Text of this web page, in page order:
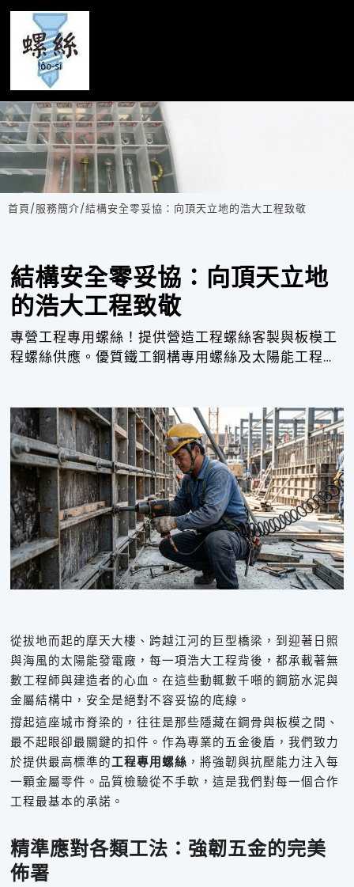
首頁/服務簡介/結構安全零妥協：向頂天立地的浩大工程致敬
結構安全零妥協：向頂天立地
的浩大工程致敬
專營工程專用螺絲！提供營造工程螺絲客製與板模工
程螺絲供應。優質鐵工鋼構專用螺絲及太陽能工程螺
從拔地而起的摩天大樓、跨越江河的巨型橋梁，到迎著日照
與海風的太陽能發電廠，每一項浩大工程背後，都承載著無
數工程師與建造者的心血。在這些動輒數千噸的鋼筋水泥與
金屬結構中，安全是絕對不容妥協的底線。
撐起這座城市脊梁的，往往是那些隱藏在鋼骨與板模之間、
最不起眼卻最關鍵的扣件。作為專業的五金後盾，我們致力
於提供最高標準的工程專用螺絲 ，將強韌與抗壓能力注入每
一顆金屬零件。品質檢驗從不手軟，這是我們對每一個合作
工程最基本的承諾。
精準應對各類工法：強韌五金的完美
佈署